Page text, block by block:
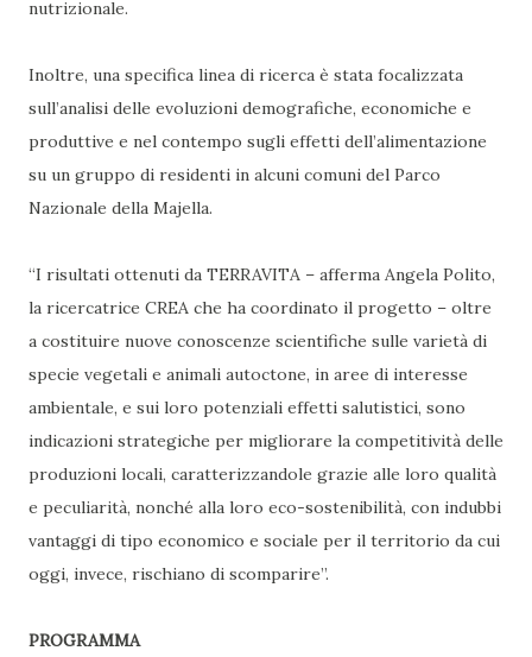
nutrizionale.
Inoltre, una specifica linea di ricerca è stata focalizzata
sull’analisi delle evoluzioni demografiche, economiche e
produttive e nel contempo sugli effetti dell’alimentazione
su un gruppo di residenti in alcuni comuni del Parco
Nazionale della Majella.
“I risultati ottenuti da TERRAVITA – afferma Angela Polito,
la ricercatrice CREA che ha coordinato il progetto – oltre
a costituire nuove conoscenze scientifiche sulle varietà di
specie vegetali e animali autoctone, in aree di interesse
ambientale, e sui loro potenziali effetti salutistici, sono
indicazioni strategiche per migliorare la competitività delle
produzioni locali, caratterizzandole grazie alle loro qualità
e peculiarità, nonché alla loro eco-sostenibilità, con indubbi
vantaggi di tipo economico e sociale per il territorio da cui
oggi, invece, rischiano di scomparire”.
PROGRAMMA